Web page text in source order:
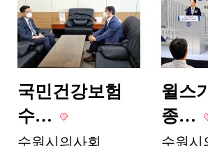
국민건강보험
수…
수원시의사회
윌스
종…
수원시